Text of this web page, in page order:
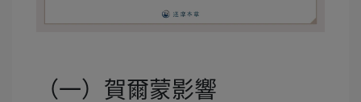
（一）賀爾蒙影響